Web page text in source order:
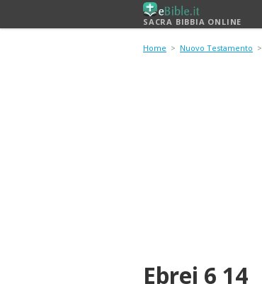
SACRA BIBBIA ONLINE
Home > Nuovo Testamento >
Ebrei 6 14